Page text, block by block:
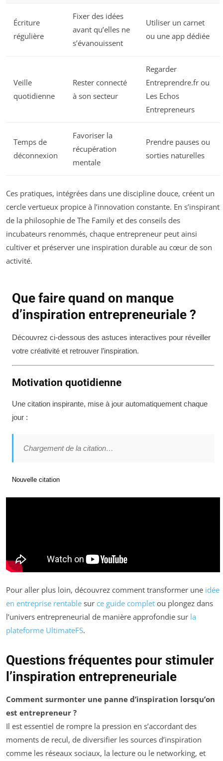
Écriture
régulière
Fixer des idées
avant qu’elles ne
s’évanouissent
Utiliser un carnet
ou une app dédiée
Veille
quotidienne
Rester connecté
à son secteur
Regarder
Entreprendre.fr ou
Les Echos
Entrepreneurs
Temps de
déconnexion
Favoriser la
récupération
mentale
Prendre pauses ou
sorties naturelles
Ces pratiques, intégrées dans une discipline douce, créent un
cercle vertueux propice à l’innovation constante. En s’inspirant
de la philosophie de The Family et des conseils des
incubateurs renommés, chaque entrepreneur peut ainsi
cultiver et préserver une inspiration durable au cœur de son
activité.
Que faire quand on manque
d’inspiration entrepreneuriale ?
Découvrez ci-dessous des astuces interactives pour réveiller
votre créativité et retrouver l’inspiration.
Motivation quotidienne
Une citation inspirante, mise à jour automatiquement chaque
jour :
Chargement de la citation…
Nouvelle citation
Pour aller plus loin, découvrez comment transformer une idée
en entreprise rentable sur ce guide complet ou plongez dans
l’univers entrepreneurial de manière approfondie sur la
plateforme UltimateFS.
Questions fréquentes pour stimuler
l’inspiration entrepreneuriale
Comment surmonter une panne d’inspiration lorsqu’on
est entrepreneur ?
Il est essentiel de rompre la pression en s’accordant des
moments de recul, de diversifier les sources d’inspiration
comme les réseaux sociaux, la lecture ou le networking, et